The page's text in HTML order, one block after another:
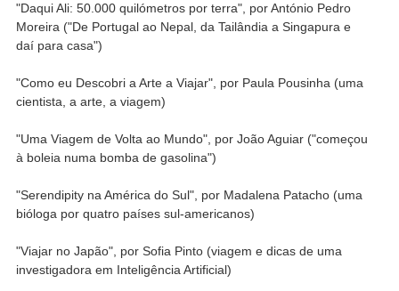
"Daqui Ali: 50.000 quilómetros por terra", por António Pedro
Moreira ("De Portugal ao Nepal, da Tailândia a Singapura e
daí para casa")
"Como eu Descobri a Arte a Viajar", por Paula Pousinha (uma
cientista, a arte, a viagem)
"Uma Viagem de Volta ao Mundo", por João Aguiar ("começou
à boleia numa bomba de gasolina")
"Serendipity na América do Sul", por Madalena Patacho (uma
bióloga por quatro países sul-americanos)
"Viajar no Japão", por Sofia Pinto (viagem e dicas de uma
investigadora em Inteligência Artificial)